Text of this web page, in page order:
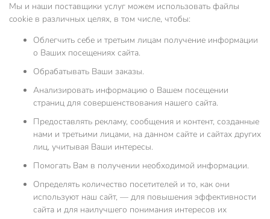
Мы и наши поставщики услуг можем использовать файлы
cookie в различных целях, в том числе, чтобы:
Облегчить себе и третьим лицам получение информации
о Ваших посещениях сайта.
Обрабатывать Ваши заказы.
Анализировать информацию о Вашем посещении
страниц для совершенствования нашего сайта.
Предоставлять рекламу, сообщения и контент, созданные
нами и третьими лицами, на данном сайте и сайтах других
лиц, учитывая Ваши интересы.
Помогать Вам в получении необходимой информации.
Определять количество посетителей и то, как они
используют наш сайт, — для повышения эффективности
сайта и для наилучшего понимания интересов их